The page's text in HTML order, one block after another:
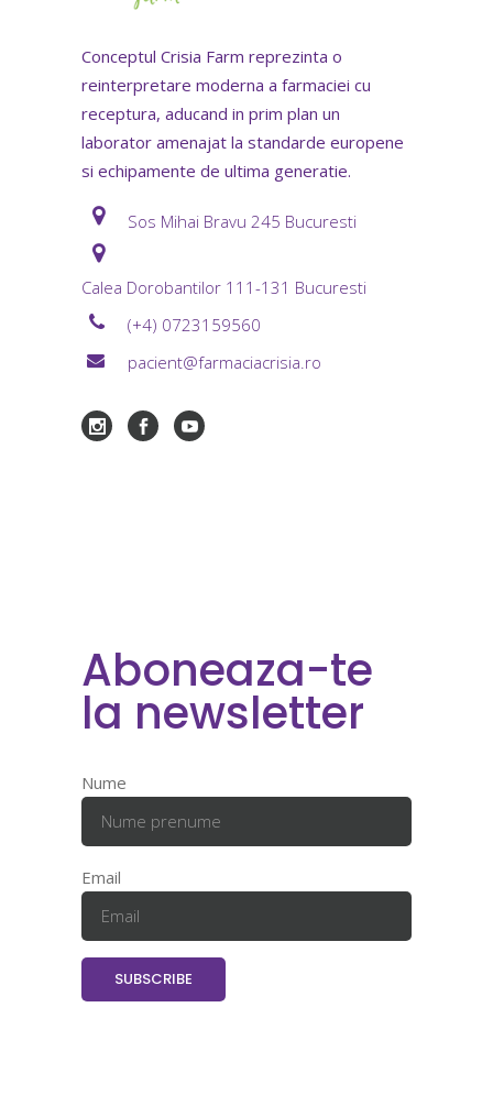
Conceptul Crisia Farm reprezinta o
reinterpretare moderna a farmaciei cu
receptura, aducand in prim plan un
laborator amenajat la standarde europene
si echipamente de ultima generatie.
Sos Mihai Bravu 245 Bucuresti
Calea Dorobantilor 111-131 Bucuresti
(+4) 0723159560
pacient@farmaciacrisia.ro
Aboneaza-te
la newsletter
Nume
Email